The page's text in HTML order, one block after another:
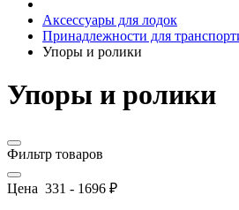
Аксессуары для лодок
Принадлежности для
Упоры и ролики
Упоры и ролики
Фильтр товаров
Цена 331 - 1696 ₽